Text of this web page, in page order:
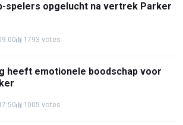
spelers opgelucht na vertrek Parker
1793 votes
heeft emotionele boodschap voor
1005 votes